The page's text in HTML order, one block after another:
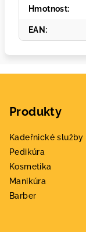
Hmotnost:
EAN :
Produkty
Kadeřnické služby
Pedikúra
Kosmetika
Manikúra
Barber